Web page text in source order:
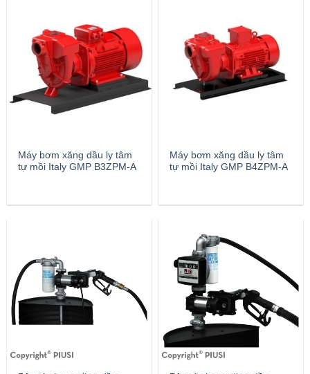
Máy bơm xăng dầu ly tâm
tự mồi Italy GMP B3ZPM-A
Máy bơm xăng dầu ly tâm
tự mồi Italy GMP B4ZPM-A